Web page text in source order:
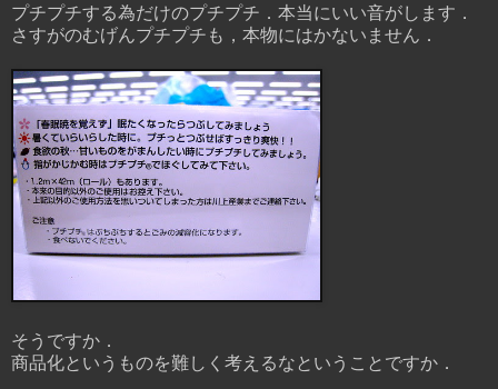
プチプチする為だけのプチプチ．本当にいい音がします．
さすがのむげんプチプチも，本物にはかないません．
そうですか．
商品化というものを難しく考えるなということですか．